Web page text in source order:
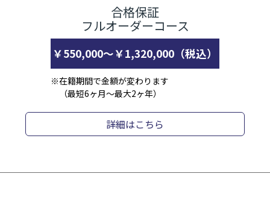
合格保証
フルオーダーコース
￥550,000～￥1,320,000（税込）
※在籍期間で金額が変わります
（最短6ヶ月～最大2ヶ年）
詳細はこちら